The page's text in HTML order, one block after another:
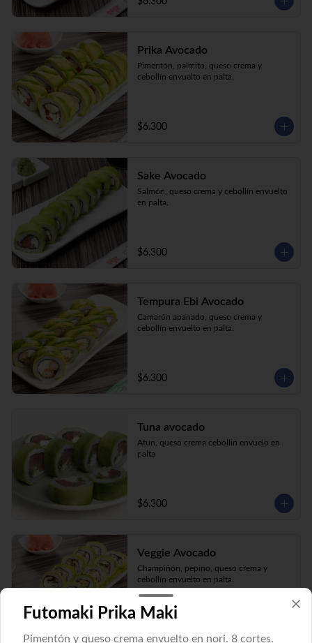
Prika Avocado
Pimentón, palmito, queso crema y
cebollín envuelto en palta.
$6.300
Sake Avocado
Salmón, queso crema y cebollín envuelto
en palta.
$6.300
Tempura Ebi Avocado
Camarón apanado, queso crema y
cebollín envuelto en palta.
$6.300
Tuna avocado
Atun, queso crema cebollin envuelo en
palta
$6.300
Veggie Avocado
Champiñón, pepino, queso crema y
cebollín envuelto en palta.
Futomaki Prika Maki
Pimentón y queso crema envuelto en nori. 8 cortes.